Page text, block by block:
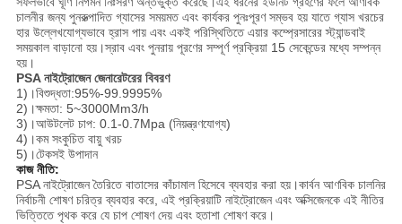
চালনীর জন্য পুনরুত্পাদিত গ্যাসের সময়মত এবং কার্যকর পুনঃপূরণ সম্ভব হয় যাতে গ্যাস খরচের
হার উল্লেখযোগ্যভাবে হ্রাস পায় এবং একই পরিস্থিতিতে এয়ার কম্প্রেসারের স্ট্যান্ডবাই
সময়কাল বাড়ানো হয়।স্রাব এবং পুনরায় পূরণের সম্পূর্ণ প্রক্রিয়া 15 সেকেন্ডের মধ্যে সম্পন্ন
হয়।
PSA নাইট্রোজেন জেনারেটরের বিবরণ
1)।বিশুদ্ধতা:95%-99.9995%
2)।ক্ষমতা: 5~3000Mm3/h
3)।আউটলেট চাপ: 0.1-0.7Mpa (নিয়ন্ত্রণযোগ্য)
4)।কম সংকুচিত বায়ু খরচ
5)।টেকসই উপাদান
কাজ নীতি:
PSA নাইট্রোজেন তৈরিতে বাতাসের কাঁচামাল হিসেবে ব্যবহার করা হয়।কার্বন আণবিক চালনির
নির্বাচনী শোষণ চরিত্র ব্যবহার করে, এই প্রক্রিয়াটি নাইট্রোজেন এবং অক্সিজেনকে এই নীতির
ভিত্তিতে পৃথক করে যে চাপ শোষণ দেয় এবং হতাশা শোষণ করে।